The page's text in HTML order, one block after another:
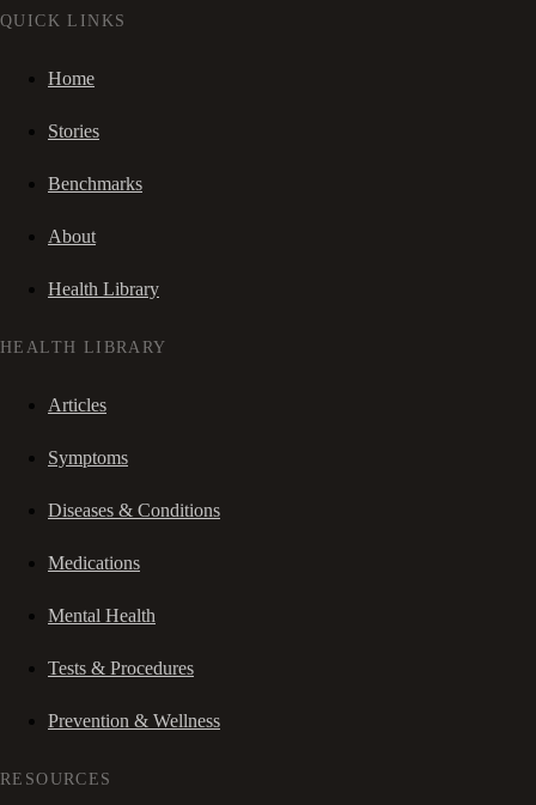
QUICK LINKS
Home
Stories
Benchmarks
About
Health Library
HEALTH LIBRARY
Articles
Symptoms
Diseases & Conditions
Medications
Mental Health
Tests & Procedures
Prevention & Wellness
RESOURCES